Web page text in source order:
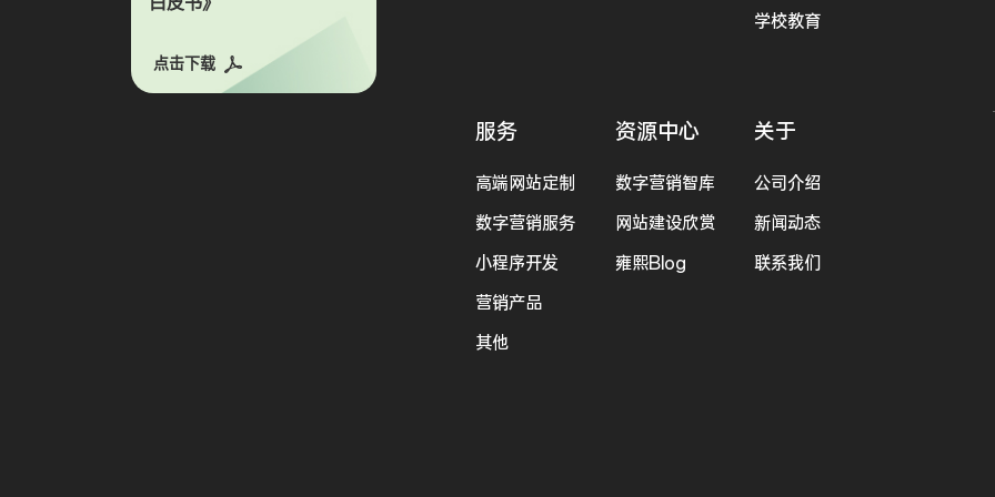
点击下载
学校教育
服务
高端网站定制
数字营销服务
小程序开发
营销产品
其他
资源中心
数字营销智库
网站建设欣赏
雍熙Blog
关于
公司介绍
新闻动态
联系我们